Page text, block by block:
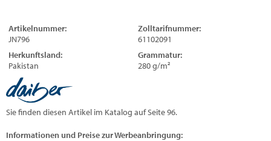
Artikelnummer:
JN796
Zolltarifnummer:
61102091
Herkunftsland:
Pakistan
Grammatur:
280 g/m²
Sie finden diesen Artikel im Katalog auf Seite 96.
Informationen und Preise zur Werbeanbringung: